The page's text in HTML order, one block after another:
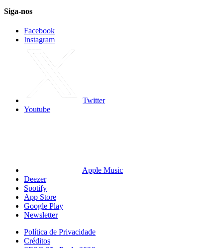
Siga-nos
Facebook
Instagram
Twitter
Youtube
Apple Music
Deezer
Spotify
App Store
Google Play
Newsletter
Política de Privacidade
Créditos